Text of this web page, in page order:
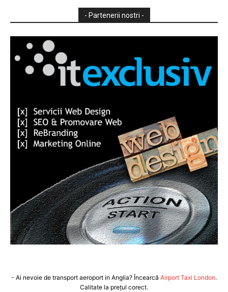
- Partenerii nostri -
- Ai nevoie de transport aeroport in Anglia? Încearcă Airport Taxi London.
Calitate la prețul corect.